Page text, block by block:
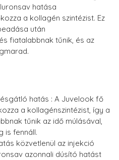
hatása
a kollagén szintézist. Ez
után
fiatalabbnak tűnik, és az
hatás : A Juvelook fő
a kollagénszintézist, így a
tűnik az idő múlásával,
is fennáll.
közvetlenül az injekció
azonnali dúsító hatást